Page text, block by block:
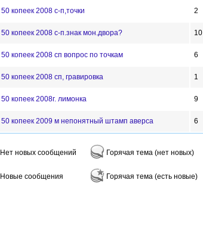
50 копеек 2008 с-п,точки 2
50 копеек 2008 с-п.знак мон.двора? 10
50 копеек 2008 сп вопрос по точкам 6
50 копеек 2008 сп, гравировка 1
50 копеек 2008г. лимонка 9
50 копеек 2009 м непонятный штамп аверса 6
Нет новых сообщений
Новые сообщения
Горячая тема (нет новых)
Горячая тема (есть новые)